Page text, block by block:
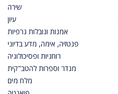
שירה
עיון
אמנות ונובלות גרפיות
פנטזיה, אימה, מדע בדיוני
רוחניות ופסיכולוגיה
מגדר וספרות להטב"קית
מלח מים